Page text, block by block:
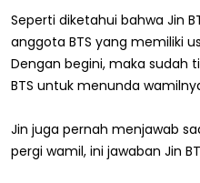
Seperti diketahui bahwa Jin
anggota BTS yang memiliki
Dengan begini, maka sudah
BTS untuk menunda
Jin juga pernah menjawab
pergi wamil, ini jawaban Jin